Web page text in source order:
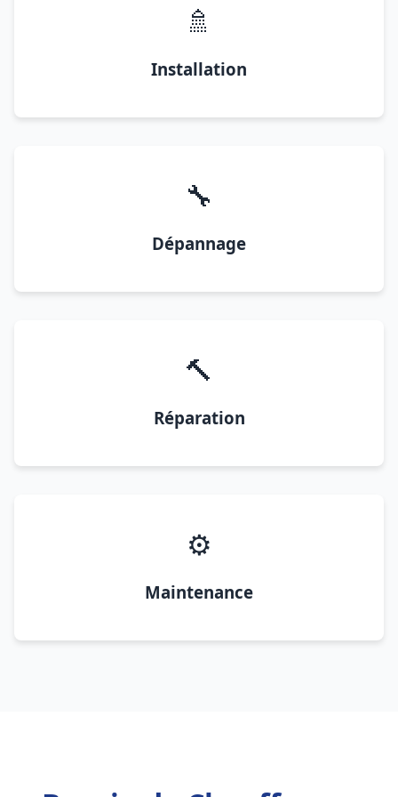
🚿
Installation
🔧
Dépannage
🔨
Réparation
⚙️
Maintenance